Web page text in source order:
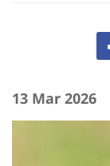
13 Mar 2026